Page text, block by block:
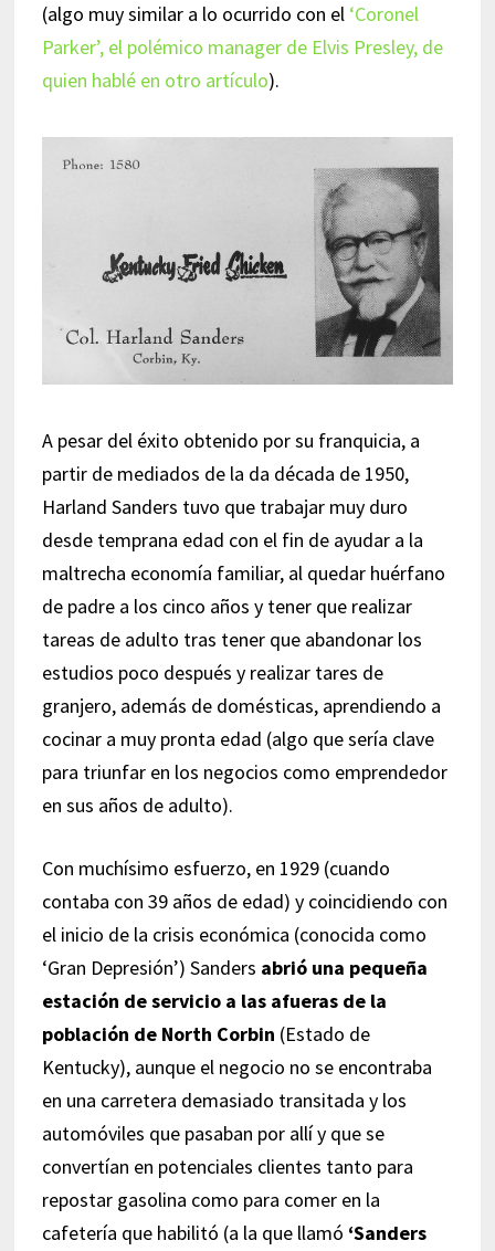
(algo muy similar a lo ocurrido con el ‘Coronel
Parker’, el polémico manager de Elvis Presley, de
quien hablé en otro artículo).
A pesar del éxito obtenido por su franquicia, a
partir de mediados de la da década de 1950,
Harland Sanders tuvo que trabajar muy duro
desde temprana edad con el fin de ayudar a la
maltrecha economía familiar, al quedar huérfano
de padre a los cinco años y tener que realizar
tareas de adulto tras tener que abandonar los
estudios poco después y realizar tares de
granjero, además de domésticas, aprendiendo a
cocinar a muy pronta edad (algo que sería clave
para triunfar en los negocios como emprendedor
en sus años de adulto).
Con muchísimo esfuerzo, en 1929 (cuando
contaba con 39 años de edad) y coincidiendo con
el inicio de la crisis económica (conocida como
‘Gran Depresión’) Sanders abrió una pequeña
estación de servicio a las afueras de la
población de North Corbin (Estado de
Kentucky), aunque el negocio no se encontraba
en una carretera demasiado transitada y los
automóviles que pasaban por allí y que se
convertían en potenciales clientes tanto para
repostar gasolina como para comer en la
cafetería que habilitó (a la que llamó ‘Sanders